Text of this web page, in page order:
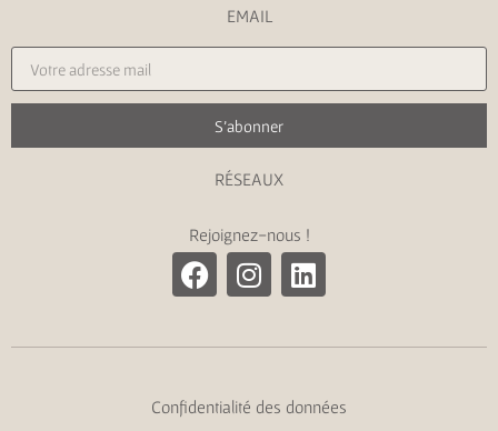
EMAIL
S'abonner
RÉSEAUX
Rejoignez-nous !
Confidentialité des données